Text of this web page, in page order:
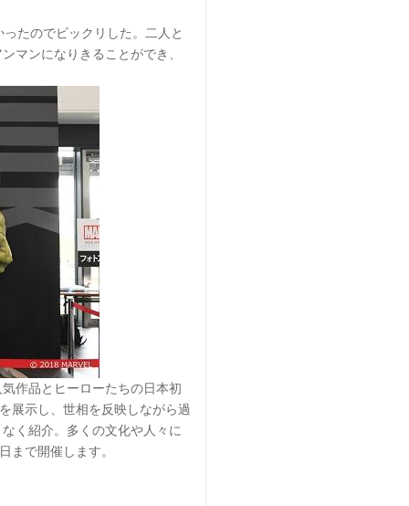
たのでビックリした。二人と
マンになりきることができ、
作品とヒーローたちの日本初
展示し、世相を反映しながら過
く紹介。多くの文化や人々に
まで開催します。